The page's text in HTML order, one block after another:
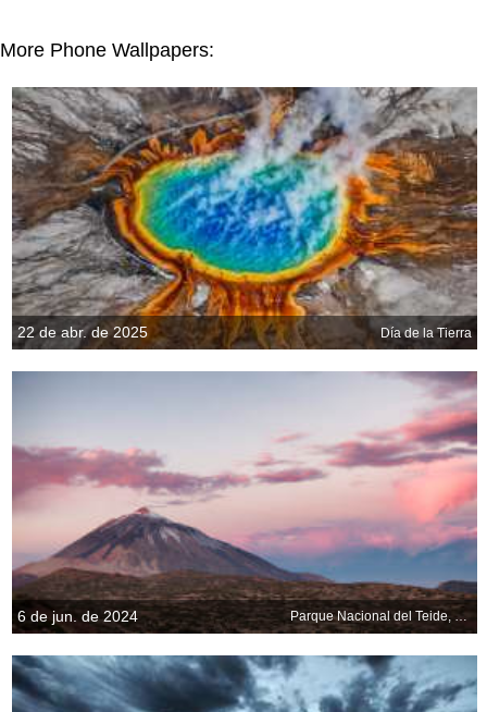
More Phone Wallpapers:
22 de abr. de 2025 Día de la Tierra
6 de jun. de 2024 Parque Nacional del Teide, Tenerife, España